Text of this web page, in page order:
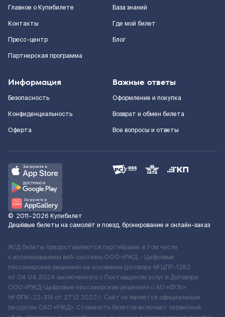
Главное о Купибилете
Контакты
Пресс-центр
Партнерская программа
База знаний
Где мой билет
Блог
Информация
Безопасность
Конфиденциальность
Оферта
Важные ответы
Оформление и покупка
Возврат и обмен билета
Все вопросы и ответы
© 2011–2026 Купибилет
Дешёвые билеты на самолёт и поезд, бронирование и онлайн-заказ
Ж/Д билеты предоставляются партнёрами, в том числе
с использованием веб-системы ООО «РЖД – Цифровые
пассажирские решения» на основании договора № ЦПР-1282
от 04.04.2024 заключенного с Поставщиком услуг и Договора
ООО «РЖД-Цифровые пассажирские решения» c АО «ФПК»
№ ФПК-22-316 от 27.12.2022 г. Сайт не является официальным
ресурсом ОАО «РЖД». Стоимость билетов включает сервисный